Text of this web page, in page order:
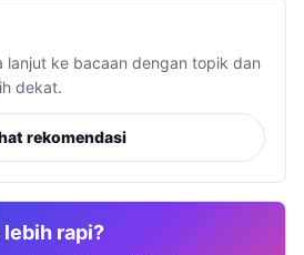
lanjut ke bacaan dengan topik dan
dekat.
rekomendasi
rapi?